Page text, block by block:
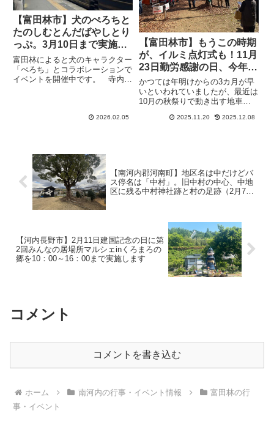
【富田林市】犬のぺろちと
たのしむとんだばやしとり
っぷ。3月10日まで実施中
（オリジナル）
富田林によると犬のキャラクター
「ぺろち」とコラボレーションで
イベントを開催中です。 寺内町
2026.02.05
【富田林市】もうこの時期
が、イルミ点灯式も！11月
23日勤労感謝の日、今年も
金剛バル
★WINTERLAND2025が行
われます（オリジナル）
かつては年明けからの3カ月が早
いといわれていましたが、最近は
10月の秋祭りで動き出す地車の
の秋祭りが連続して続いたかと思
2025.11.20 2025.12.08
【南河内郡河南町】地区名は中だけどバ
ス停名は「中村」。旧中村の中心、中地
区に残る中村神社跡と村の足跡（2月7日
【河内長野市】2月11日建国記念の日に第
2回みんなの居場所マルシェinくろまろの
郷を10：00～16：00まで実施します
コメント
コメントを書き込む
ホーム 南河内の行事・イベント情報
富田林の行
事・イベント